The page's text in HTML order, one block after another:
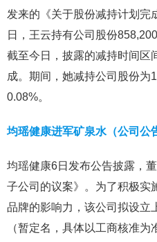
发来的《关于股份减持计划完
日，王云持有公司股份
截至今日，披露的减持时间区
成。期间，她减持公司股份为
0.08%。
均瑶健康进军矿泉水（公司公
均瑶健康6日发布公告披露，
子公司的议案》。为了积极实
品牌的影响力，该公司拟设立
（暂定名，具体以工商核准